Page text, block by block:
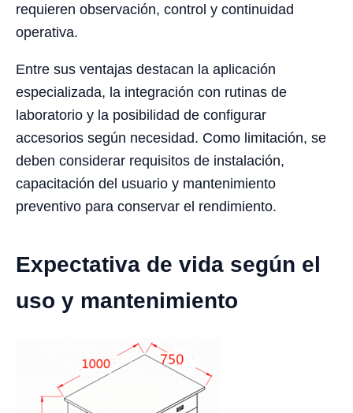
requieren observación, control y continuidad
operativa.
Entre sus ventajas destacan la aplicación
especializada, la integración con rutinas de
laboratorio y la posibilidad de configurar
accesorios según necesidad. Como limitación, se
deben considerar requisitos de instalación,
capacitación del usuario y mantenimiento
preventivo para conservar el rendimiento.
Expectativa de vida según el
uso y mantenimiento